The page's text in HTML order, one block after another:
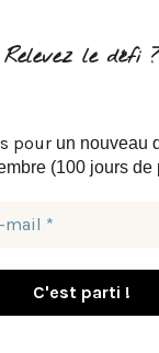
Relevez le défi
pour un nouveau
(100 jours de